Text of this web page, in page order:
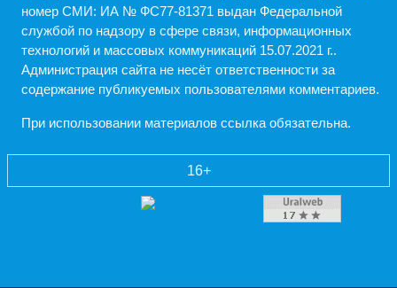
номер СМИ: ИА № ФС77-81371 выдан Федеральной
службой по надзору в сфере связи, информационных
технологий и массовых коммуникаций 15.07.2021 г..
Администрация cайта не несёт ответственности за
содержание публикуемых пользователями комментариев.
При использовании материалов ссылка обязательна.
16+